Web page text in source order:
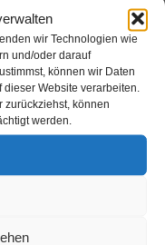
wir Technologien wie
und/oder darauf
können wir Daten
Website verarbeiten.
zurückziehst, können
werden.